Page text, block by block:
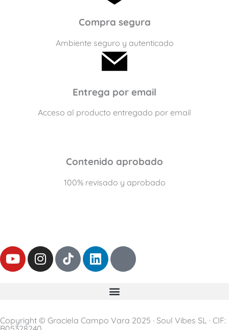
Compra segura
Ambiente seguro y autenticado
Entrega por email
Acceso al producto entregado por email
Contenido aprobado
100% revisado y aprobado
Y
o
b
I
n
g
L
i
d
T
d
Copyright © Graciela Campo Vara 2025 · Soul Vibes SL · CIF: